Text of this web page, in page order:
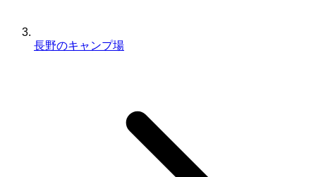
長野のキャンプ場